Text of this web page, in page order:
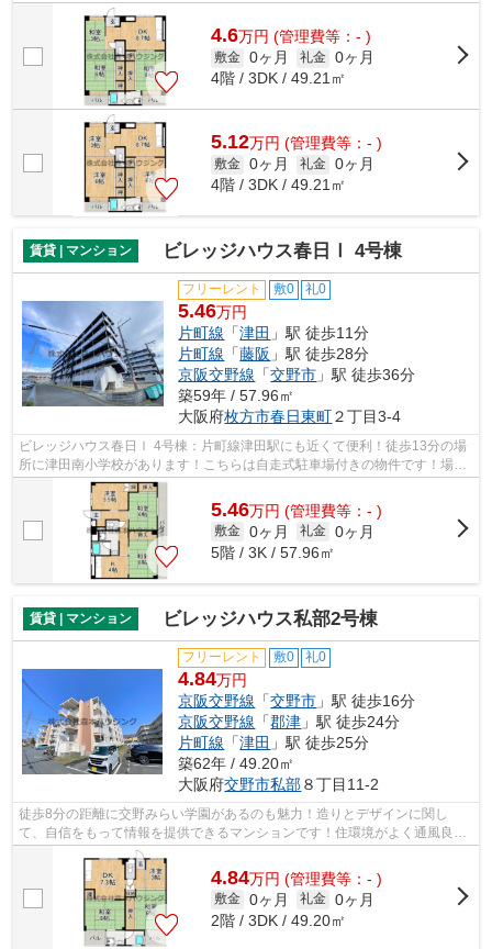
です◎自走式駐車場がある物件です◎交野...
4.6万円 (管理費等：- )
敷金 0ヶ月 礼金 0ヶ月
4階 / 3DK / 49.21㎡
5.12万円 (管理費等：- )
敷金 0ヶ月 礼金 0ヶ月
4階 / 3DK / 49.21㎡
賃貸 | マンション ビレッジハウス春日Ⅰ 4号棟
フリーレント 敷0 礼0
5.46万円
片町線 「津田 」駅 徒歩11分
片町線 「藤阪 」駅 徒歩28分
京阪交野線 「交野市 」駅 徒歩36分
築59年 / 57.96㎡
大阪府枚方市春日東町２丁目3-4
ビレッジハウス春日Ⅰ 4号棟：片町線津田駅にも近くて便利！徒歩13分の場
所に津田南小学校があります！こちらは自走式駐車場付きの物件です！場所
が平坦なのは、ランニングをする上で抑...
5.46万円 (管理費等：- )
敷金 0ヶ月 礼金 0ヶ月
5階 / 3K / 57.96㎡
賃貸 | マンション ビレッジハウス私部2号棟
フリーレント 敷0 礼0
4.84万円
京阪交野線 「交野市 」駅 徒歩16分
京阪交野線 「郡津 」駅 徒歩24分
片町線 「津田 」駅 徒歩25分
築62年 / 49.20㎡
大阪府交野市私部８丁目11-2
徒歩8分の距離に交野みらい学園があるのも魅力！造りとデザインに関し
て、自信をもって情報を提供できるマンションです！住環境がよく通風良好
で日も入る物件をご提供します！ゴミ出し...
4.84万円 (管理費等：- )
敷金 0ヶ月 礼金 0ヶ月
2階 / 3DK / 49.20㎡